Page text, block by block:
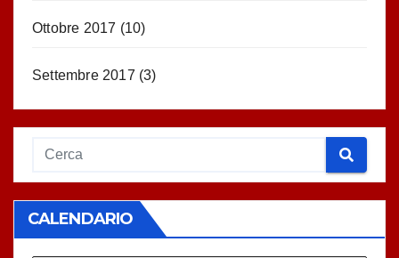
Ottobre 2017 (10)
Settembre 2017 (3)
CALENDARIO